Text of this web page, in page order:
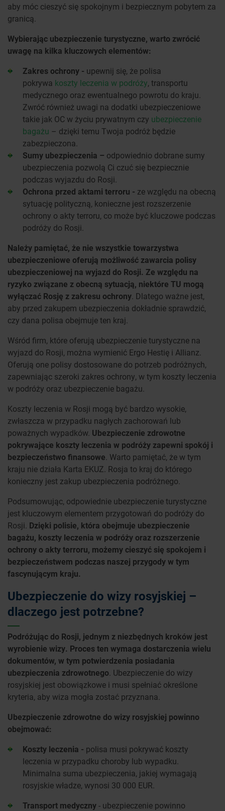
aby móc cieszyć się spokojnym i bezpiecznym pobytem za
granicą.
Wybierając ubezpieczenie turystyczne, warto zwrócić
uwagę na kilka kluczowych elementów:
Zakres ochrony - upewnij się, że polisa
pokrywa koszty leczenia w podróży, transportu
medycznego oraz ewentualnego powrotu do kraju.
Zwróć również uwagi na dodatki ubezpieczeniowe
takie jak OC w życiu prywatnym czy ubezpieczenie
bagażu – dzięki temu Twoja podróż będzie
zabezpieczona.
Sumy ubezpieczenia – odpowiednio dobrane sumy
ubezpieczenia pozwolą Ci czuć się bezpiecznie
podczas wyjazdu do Rosji.
Ochrona przed aktami terroru - ze względu na obecną
sytuację polityczną, konieczne jest rozszerzenie
ochrony o akty terroru, co może być kluczowe podczas
podróży do Rosji.
Należy pamiętać, że nie wszystkie towarzystwa
ubezpieczeniowe oferują możliwość zawarcia polisy
ubezpieczeniowej na wyjazd do Rosji. Ze względu na
ryzyko związane z obecną sytuacją, niektóre TU mogą
wyłączać Rosję z zakresu ochrony. Dlatego ważne jest,
aby przed zakupem ubezpieczenia dokładnie sprawdzić,
czy dana polisa obejmuje ten kraj.
Wśród firm, które oferują ubezpieczenie turystyczne na
wyjazd do Rosji, można wymienić Ergo Hestię i Allianz.
Oferują one polisy dostosowane do potrzeb podróżnych,
zapewniając szeroki zakres ochrony, w tym koszty leczenia
w podróży oraz ubezpieczenie bagażu.
Koszty leczenia w Rosji mogą być bardzo wysokie,
zwłaszcza w przypadku nagłych zachorowań lub
poważnych wypadków. Ubezpieczenie zdrowotne
pokrywające koszty leczenia w podróży zapewni spokój i
bezpieczeństwo finansowe. Warto pamiętać, że w tym
kraju nie działa Karta EKUZ. Rosja to kraj do którego
konieczny jest zakup ubezpieczenia podróżnego.
Podsumowując, odpowiednie ubezpieczenie turystyczne
jest kluczowym elementem przygotowań do podróży do
Rosji. Dzięki polisie, która obejmuje ubezpieczenie
bagażu, koszty leczenia w podróży oraz rozszerzenie
ochrony o akty terroru, możemy cieszyć się spokojem i
bezpieczeństwem podczas naszej przygody w tym
fascynującym kraju.
Ubezpieczenie do wizy rosyjskiej –
dlaczego jest potrzebne?
Podróżując do Rosji, jednym z niezbędnych kroków jest
wyrobienie wizy. Proces ten wymaga dostarczenia wielu
dokumentów, w tym potwierdzenia posiadania
ubezpieczenia zdrowotnego. Ubezpieczenie do wizy
rosyjskiej jest obowiązkowe i musi spełniać określone
kryteria, aby wiza mogła zostać przyznana.
Ubezpieczenie zdrowotne do wizy rosyjskiej powinno
obejmować:
Koszty leczenia - polisa musi pokrywać koszty
leczenia w przypadku choroby lub wypadku.
Minimalna suma ubezpieczenia, jakiej wymagają
rosyjskie władze, wynosi 30 000 EUR.
Transport medyczny- ubezpieczenie powinno